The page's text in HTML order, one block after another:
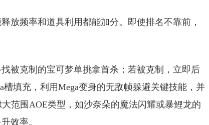
放频率和道具利用都能加分。即使排名不靠前，
被克制的宝可梦单挑拿首杀；若被克制，立即后
填充，利用Mega变身的无敌帧躲避关键技能，并
范围AOE类型，如沙奈朵的魔法闪耀或暴鲤龙的
效率。